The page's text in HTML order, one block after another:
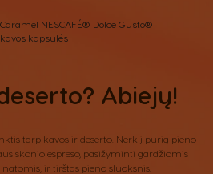
Abiejų!
tarp kavos ir deserto. Nerk į purią pieno
skonio espreso, pasižyminti gardžiomis
ir tirštas pieno sluoksnis.